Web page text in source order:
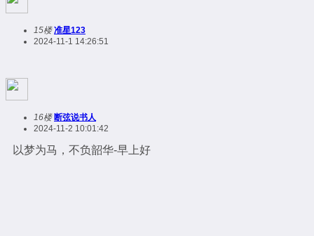
15楼 准星123
2024-11-1 14:26:51
16楼 断弦说书人
2024-11-2 10:01:42
以梦为马，不负韶华-早上好